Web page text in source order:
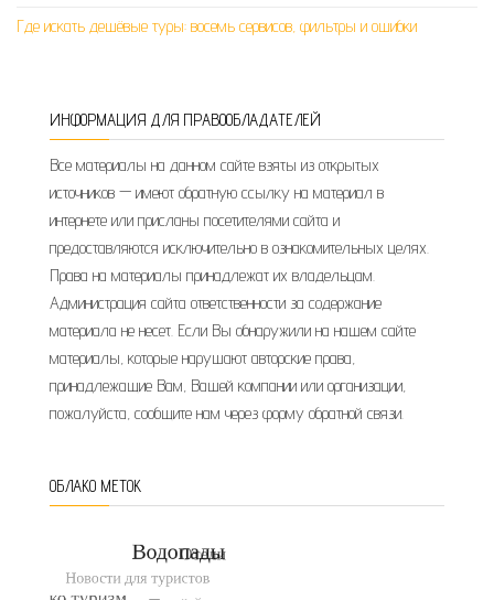
Где искать дешёвые туры: восемь сервисов, фильтры и ошибки
ИНФОРМАЦИЯ ДЛЯ ПРАВООБЛАДАТЕЛЕЙ
Все материалы на данном сайте взяты из открытых
источников — имеют обратную ссылку на материал в
интернете или присланы посетителями сайта и
предоставляются исключительно в ознакомительных целях.
Права на материалы принадлежат их владельцам.
Администрация сайта ответственности за содержание
материала не несет. Если Вы обнаружили на нашем сайте
материалы, которые нарушают авторские права,
принадлежащие Вам, Вашей компании или организации,
пожалуйста, сообщите нам через форму обратной связи.
ОБЛАКО МЕТОК